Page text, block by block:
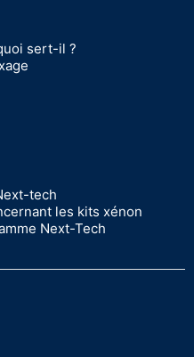
sert-il ?
tech
les kits xénon
Next-Tech